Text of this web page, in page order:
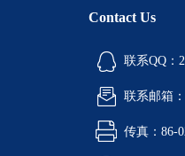
Contact Us
联系QQ：
联系邮箱
传真：86-